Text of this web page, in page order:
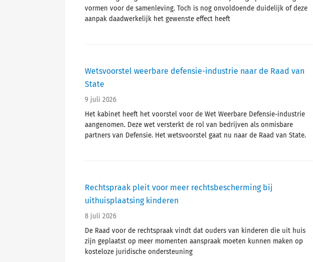
vormen voor de samenleving. Toch is nog onvoldoende duidelijk of deze
aanpak daadwerkelijk het gewenste effect heeft
Wetsvoorstel weerbare defensie-industrie naar de Raad van
State
9 juli 2026
Het kabinet heeft het voorstel voor de Wet Weerbare Defensie-industrie
aangenomen. Deze wet versterkt de rol van bedrijven als onmisbare
partners van Defensie. Het wetsvoorstel gaat nu naar de Raad van State.
Rechtspraak pleit voor meer rechtsbescherming bij
uithuisplaatsing kinderen
8 juli 2026
De Raad voor de rechtspraak vindt dat ouders van kinderen die uit huis
zijn geplaatst op meer momenten aanspraak moeten kunnen maken op
kosteloze juridische ondersteuning